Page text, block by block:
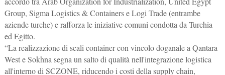
Group, Sigma Logistics & Containers e Logi Trade (entrambe
aziende turche) e rafforza le iniziative comuni condotta da Turchia
ed Egitto.
“La realizzazione di scali container con vincolo doganale a Qantara
West e Sokhna segna un salto di qualità nell'integrazione logistica
all'interno di SCZONE, riducendo i costi della supply chain,